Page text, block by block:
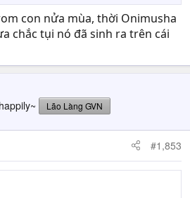
con nửa mùa, thời Onimusha
chắc tụi nó đã sinh ra trên cái
Lão Làng GVN
#1,853